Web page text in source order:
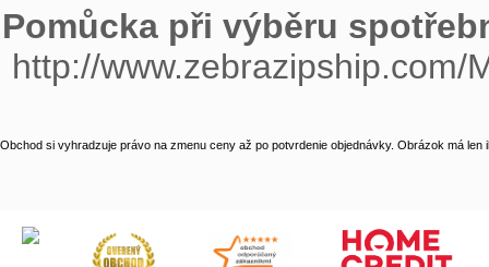
Pomůcka při výběru
http://www.zebrazipship.com/
Obchod si vyhradzuje právo na zmenu ceny až po potvrdenie objednávky. Obrázok má len